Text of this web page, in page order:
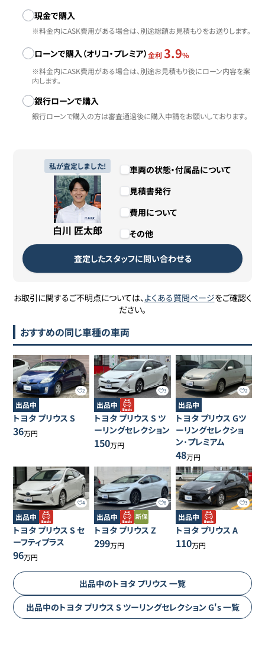
お支払い方法
現金で購入
※料金内にASK費用がある場合は、別途総額お見積もりをお送りします。
ローンで購入（オリコ・プレミア）金利 3.9%
※料金内にASK費用がある場合は、別途お見積もり後にローン内容を案
内します。
銀行ローンで購入
銀行ローンで購入の方は審査通過後に購入申請をお願いしております。
私が査定しました!
白川 匠太郎
車両の状態・付属品について
見積書発行
費用について
その他
査定したスタッフに問い合わせる
お取引に関するご不明点については、よくある質問ページをご確認く
ださい。
おすすめの同じ車種の車両
2
出品中
トヨタ プリウス S
36万円
3
出品中
トヨタ プリウス S ツ
ーリングセレクション
150万円
2
出品中
トヨタ プリウス Gツ
ーリングセレクショ
ン･プレミアム
48万円
4
出品中
トヨタ プリウス S セ
ーフティプラス
96万円
8
出品中
トヨタ プリウス Z
299万円
3
出品中
トヨタ プリウス A
110万円
出品中のトヨタ プリウス 一覧
出品中のトヨタ プリウス S ツーリングセレクション G's一覧